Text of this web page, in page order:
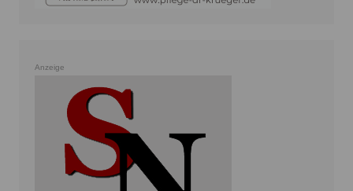
Anzeige